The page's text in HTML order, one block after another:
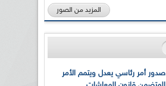
المزيد من الصور
صدور أمر رئاسي يعدل ويتمم الأمر